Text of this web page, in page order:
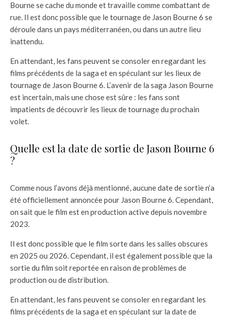
Bourne se cache du monde et travaille comme combattant de
rue. Il est donc possible que le tournage de Jason Bourne 6 se
déroule dans un pays méditerranéen, ou dans un autre lieu
inattendu.
En attendant, les fans peuvent se consoler en regardant les
films précédents de la saga et en spéculant sur les lieux de
tournage de Jason Bourne 6. L’avenir de la saga Jason Bourne
est incertain, mais une chose est sûre : les fans sont
impatients de découvrir les lieux de tournage du prochain
volet.
Quelle est la date de sortie de Jason Bourne 6
?
Comme nous l’avons déjà mentionné, aucune date de sortie n’a
été officiellement annoncée pour Jason Bourne 6. Cependant,
on sait que le film est en production active depuis novembre
2023.
Il est donc possible que le film sorte dans les salles obscures
en 2025 ou 2026. Cependant, il est également possible que la
sortie du film soit reportée en raison de problèmes de
production ou de distribution.
En attendant, les fans peuvent se consoler en regardant les
films précédents de la saga et en spéculant sur la date de